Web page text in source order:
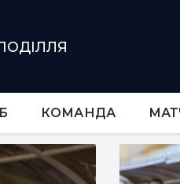
КОМАНДАМАТЧІ
МЕДІА